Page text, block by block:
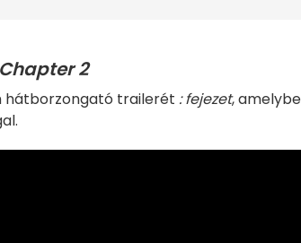
2
trailerét : fejezet,